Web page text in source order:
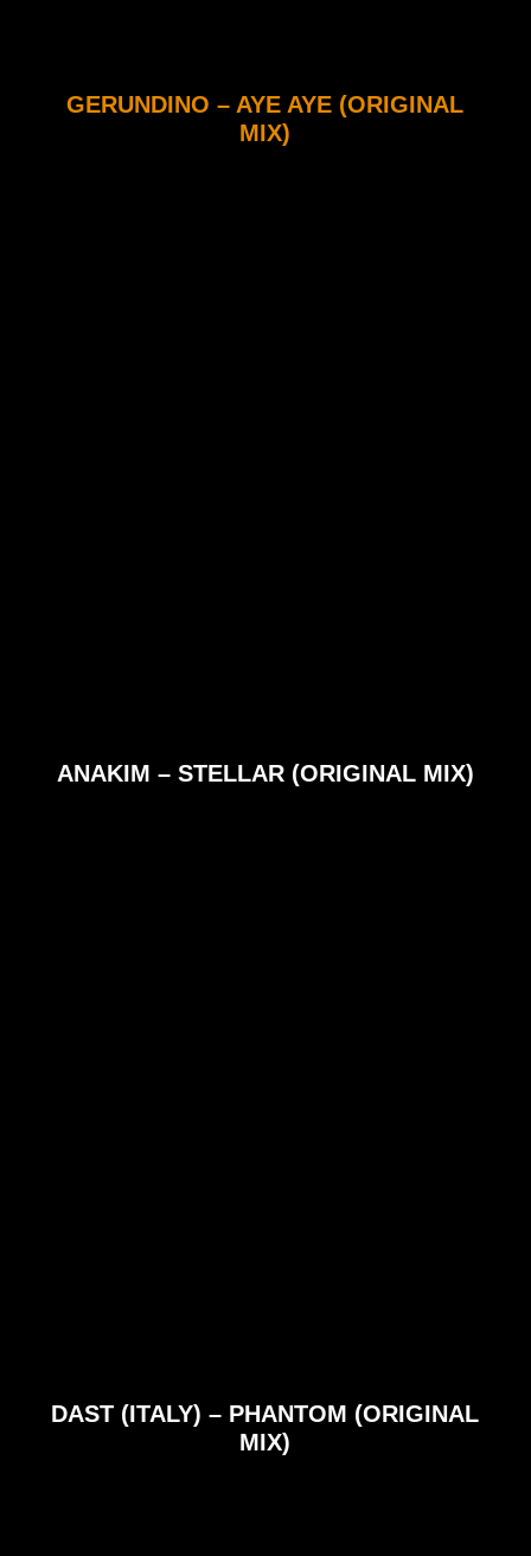
GERUNDINO – AYE AYE (ORIGINAL
MIX)
ANAKIM – STELLAR (ORIGINAL MIX)
DAST (ITALY) – PHANTOM (ORIGINAL
MIX)